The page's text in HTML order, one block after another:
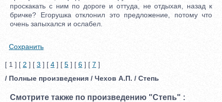
проскакать с ним по дороге и оттуда, не отдыхая, назад к
бричке? Егорушка отклонил это предложение, потому что
очень запыхался и ослабел.
Сохранить
[ 1 ] [ 2 ] [ 3 ] [ 4 ] [ 5 ] [ 6 ] [ 7 ]
/ Полные произведения / Чехов А.П. / Степь
Смотрите также по произведению "Степь" :